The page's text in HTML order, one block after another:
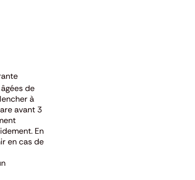
de
à
avant 3
En
en cas de